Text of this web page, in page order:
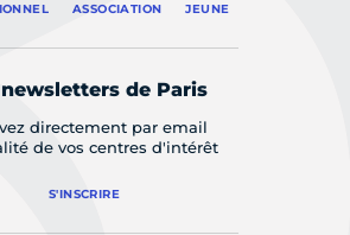
ASSOCIATION JEUNE
newsletters de Paris
directement par email
de vos centres d'intérêt
S'INSCRIRE